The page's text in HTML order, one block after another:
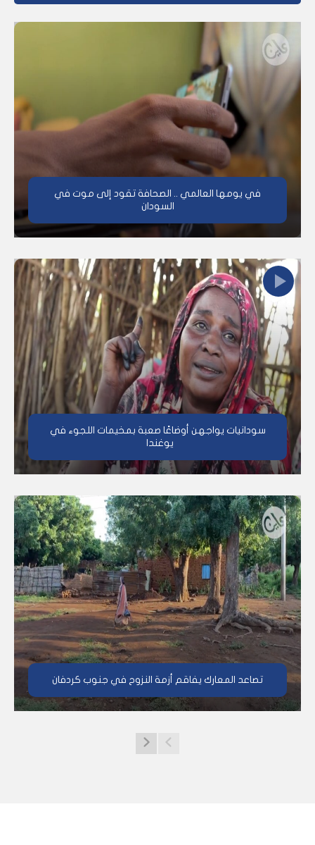
في يومها العالمي .. الصحافة تقود إلى موت في
السودان
سودانيات يواجهن أوضاعًا صعبة بمخيمات اللجوء في
يوغندا
تصاعد المعارك يفاقم أزمة النزوح في جنوب كردفان